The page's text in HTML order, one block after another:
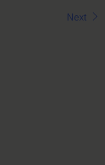
Next